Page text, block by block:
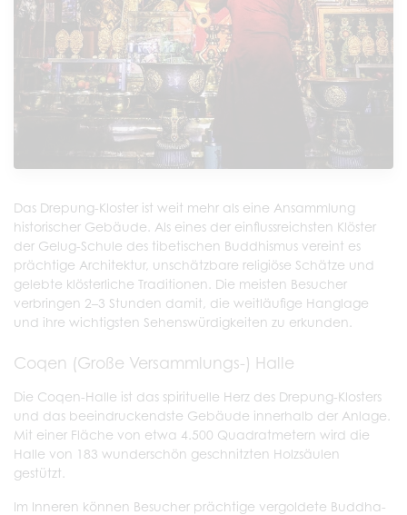
Das Drepung-Kloster ist weit mehr als eine Ansammlung
historischer Gebäude. Als eines der einflussreichsten Klöster
der Gelug-Schule des tibetischen Buddhismus vereint es
prächtige Architektur, unschätzbare religiöse Schätze und
gelebte klösterliche Traditionen. Die meisten Besucher
verbringen 2–3 Stunden damit, die weitläufige Hanglage
und ihre wichtigsten Sehenswürdigkeiten zu erkunden.
Coqen (Große Versammlungs-) Halle
Die Coqen-Halle ist das spirituelle Herz des Drepung-Klosters
und das beeindruckendste Gebäude innerhalb der Anlage.
Mit einer Fläche von etwa 4.500 Quadratmetern wird die
Halle von 183 wunderschön geschnitzten Holzsäulen
gestützt.
Im Inneren können Besucher prächtige vergoldete Buddha-